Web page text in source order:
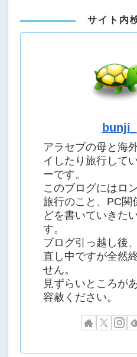
サイト内
bunji_
アラセブの母と海
イしたり旅行して
ーです。
このブログにはロ
旅行のこと、PC関
どを書いていきた
す。
ブログ引っ越し後
直し中ですが全然
せん。
見ずらいところが
容赦ください。